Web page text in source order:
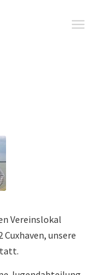
Vereinslokal
Cuxhaven, unsere